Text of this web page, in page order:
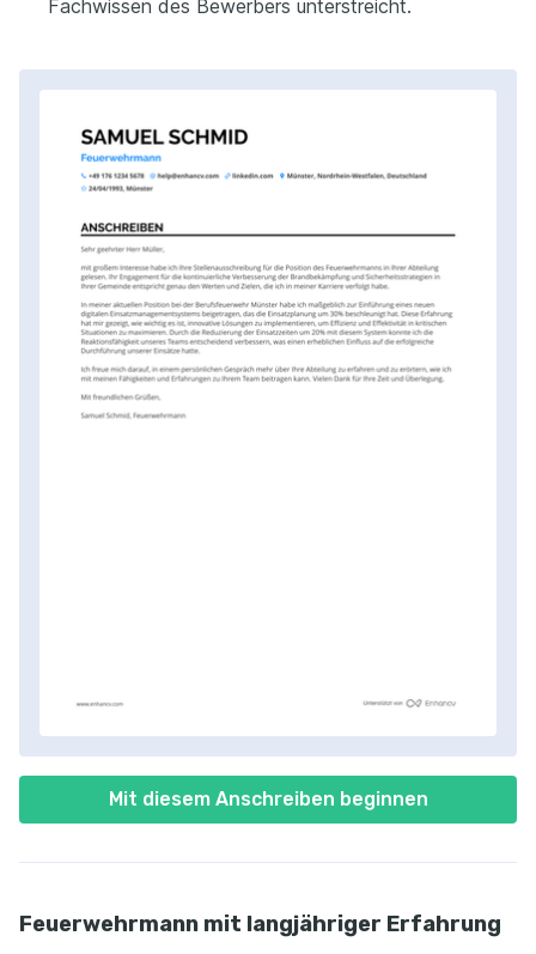
Mit diesem Anschreiben beginnen
Fachwissen des Bewerbers unterstreicht.
Feuerwehrmann mit langjähriger Erfahrung